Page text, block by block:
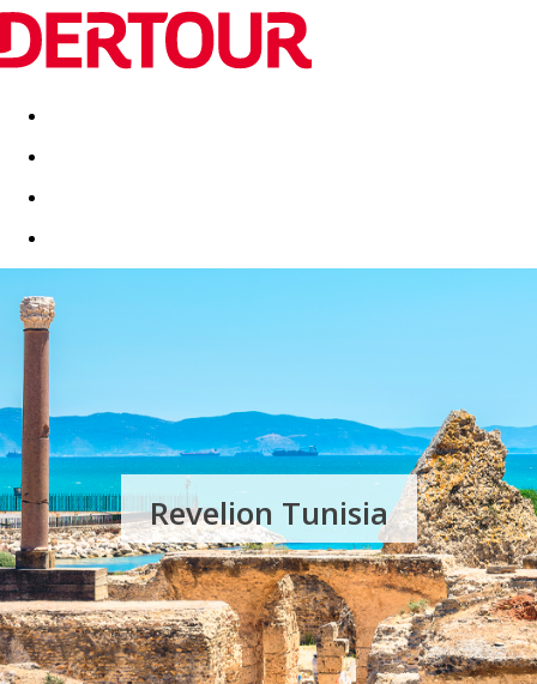
Destinatii Vacanta perfecta OFERTE DE NERATAT
Revelion Tunisia